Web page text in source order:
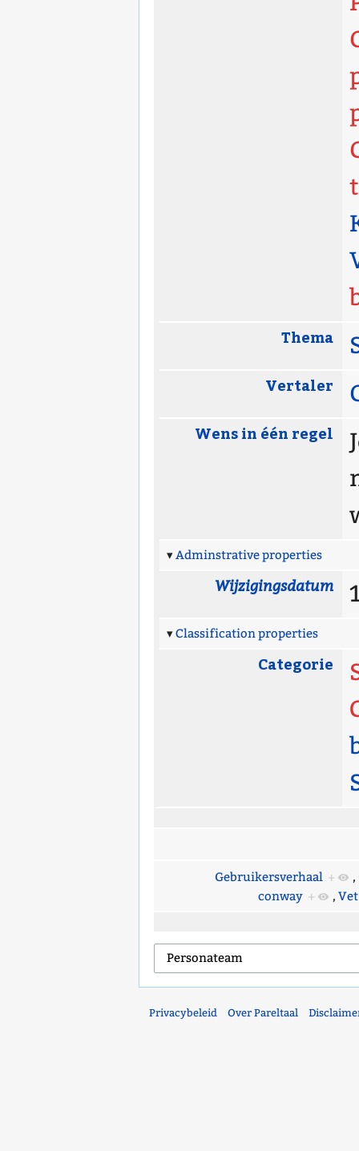
Thema
Vertaler
Wens in één regel
Adminstrative properties
Wijzigingsdatum
Classification properties
Categorie
Gebruikersverhaal + ,
conway + ,
Privacybeleid Over Pareltaal